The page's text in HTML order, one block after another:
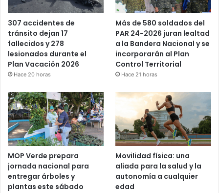
307 accidentes de
tránsito dejan 17
fallecidos y 278
lesionados durante el
Plan Vacación 2026
Hace 20 horas
Más de 580 soldados del
PAR 24-2026 juran lealtad
a la Bandera Nacional y se
incorporarán al Plan
Control Territorial
Hace 21 horas
MOP Verde prepara
jornada nacional para
entregar árboles y
plantas este sábado
Movilidad física: una
aliada para la salud y la
autonomía a cualquier
edad